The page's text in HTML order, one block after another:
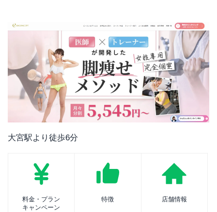
大宮駅より徒歩6分
料金・プラン
キャンペーン
特徴 店舗情報